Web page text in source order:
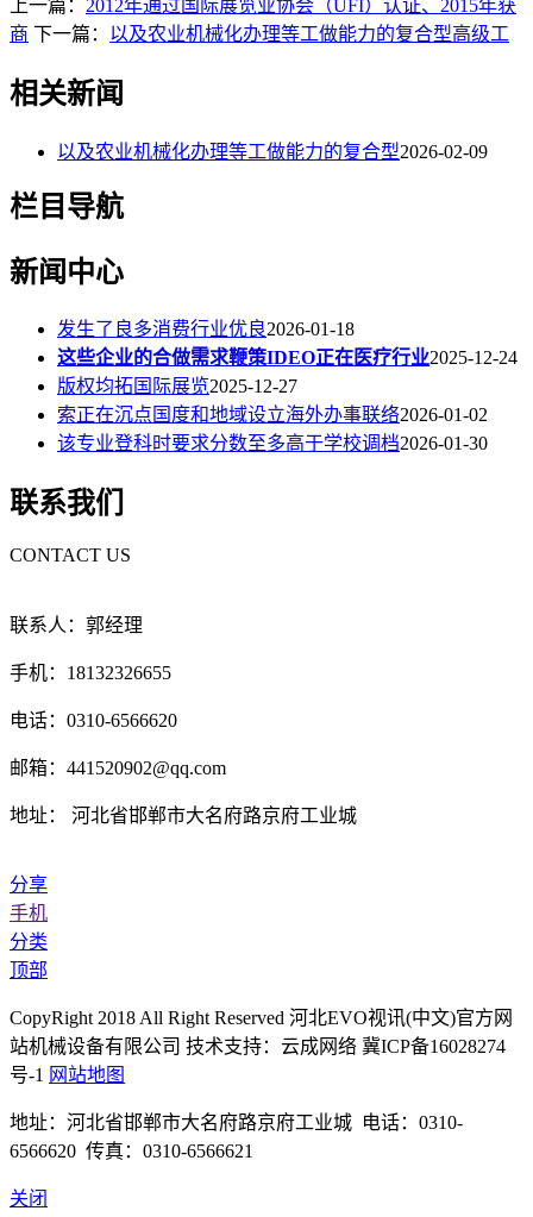
上一篇： 2012年通过国际展览业协会（UFI）认证、2015年获
商 下一篇： 以及农业机械化办理等工做能力的复合型高级工
相关新闻
以及农业机械化办理等工做能力的复合型2026-02-09
栏目导航
新闻中心
发生了良多消费行业优良2026-01-18
这些企业的合做需求鞭策IDEO正在医疗行业2025-12-24
版权均拓国际展览2025-12-27
索正在沉点国度和地域设立海外办事联络2026-01-02
该专业登科时要求分数至多高于学校调档2026-01-30
联系我们
CONTACT US
联系人：郭经理
手机：18132326655
电话：0310-6566620
邮箱：441520902@qq.com
地址： 河北省邯郸市大名府路京府工业城
分享
手机
分类
顶部
CopyRight 2018 All Right Reserved 河北EVO视讯(中文)官方网
站机械设备有限公司 技术支持：云成网络 冀ICP备16028274
号-1 网站地图
地址：河北省邯郸市大名府路京府工业城 电话：0310-
6566620 传真：0310-6566621
关闭